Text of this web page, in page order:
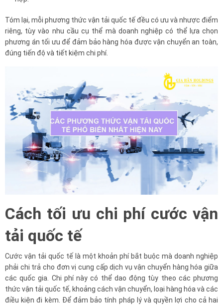
Tóm lại, mỗi phương thức vận tải quốc tế đều có ưu và nhược điểm
riêng, tùy vào nhu cầu cụ thể mà doanh nghiệp có thể lựa chọn
phương án tối ưu để đảm bảo hàng hóa được vận chuyển an toàn,
đúng tiến độ và tiết kiệm chi phí.
Cách tối ưu chi phí cước vận
tải quốc tế
Cước vận tải quốc tế là một khoản phí bắt buộc mà doanh nghiệp
phải chi trả cho đơn vị cung cấp dịch vụ vận chuyển hàng hóa giữa
các quốc gia. Chi phí này có thể dao động tùy theo các phương
thức vận tải quốc tế, khoảng cách vận chuyển, loại hàng hóa và các
điều kiện đi kèm. Để đảm bảo tính pháp lý và quyền lợi cho cả hai